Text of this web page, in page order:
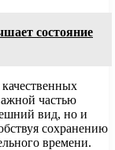
состояние
частью
вид, но и
сохранению
времени.